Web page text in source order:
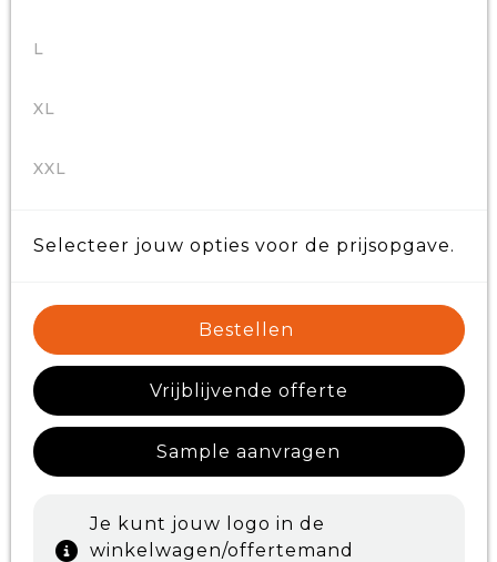
L
XL
XXL
Selecteer jouw opties voor de prijsopgave.
Bestellen
Vrijblijvende offerte
Sample aanvragen
Je kunt jouw logo in de
winkelwagen/offertemand